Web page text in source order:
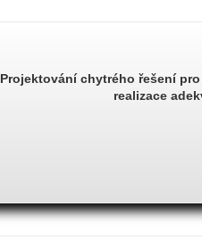
Projektování chytrého řešení
realizace